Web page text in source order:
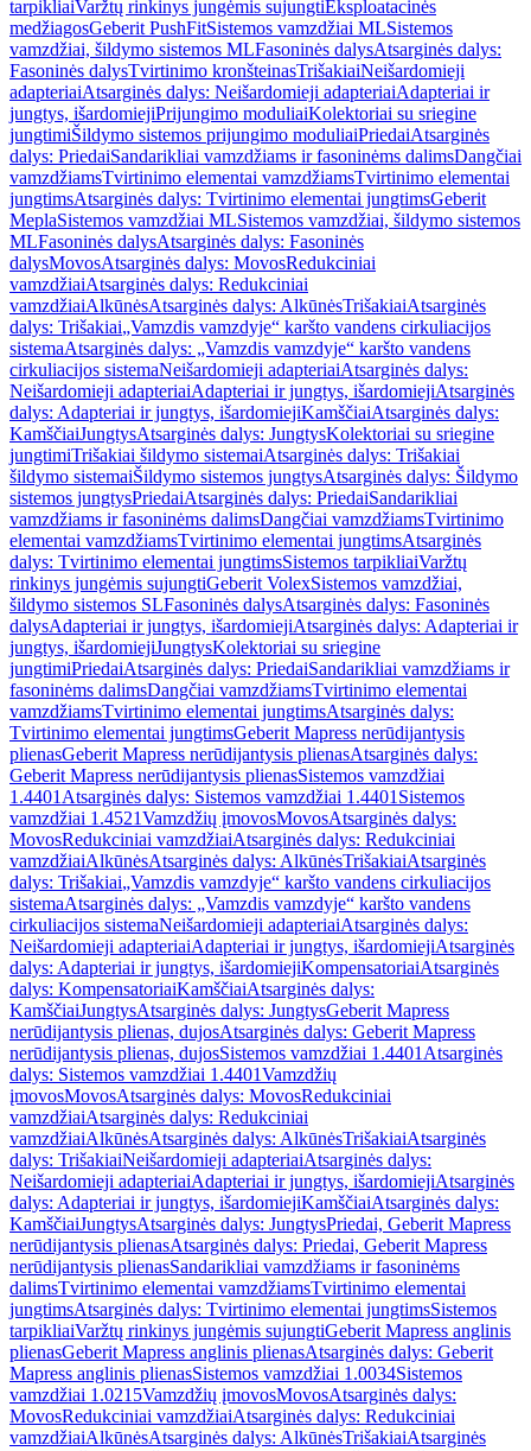
tarpikliaiVaržtų rinkinys jungėmis sujungtiEksploatacinės
medžiagosGeberit PushFitSistemos vamzdžiai MLSistemos
vamzdžiai, šildymo sistemos MLFasoninės dalysAtsarginės dalys:
Fasoninės dalysTvirtinimo kronšteinasTrišakiaiNeišardomieji
adapteriaiAtsarginės dalys: Neišardomieji adapteriaiAdapteriai ir
jungtys, išardomiejiPrijungimo moduliaiKolektoriai su sriegine
jungtimiŠildymo sistemos prijungimo moduliaiPriedaiAtsarginės
dalys: PriedaiSandarikliai vamzdžiams ir fasoninėms dalimsDangčiai
vamzdžiamsTvirtinimo elementai vamzdžiamsTvirtinimo elementai
jungtimsAtsarginės dalys: Tvirtinimo elementai jungtimsGeberit
MeplaSistemos vamzdžiai MLSistemos vamzdžiai, šildymo sistemos
MLFasoninės dalysAtsarginės dalys: Fasoninės
dalysMovosAtsarginės dalys: MovosRedukciniai
vamzdžiaiAtsarginės dalys: Redukciniai
vamzdžiaiAlkūnėsAtsarginės dalys: AlkūnėsTrišakiaiAtsarginės
dalys: Trišakiai„Vamzdis vamzdyje“ karšto vandens cirkuliacijos
sistemaAtsarginės dalys: „Vamzdis vamzdyje“ karšto vandens
cirkuliacijos sistemaNeišardomieji adapteriaiAtsarginės dalys:
Neišardomieji adapteriaiAdapteriai ir jungtys, išardomiejiAtsarginės
dalys: Adapteriai ir jungtys, išardomiejiKamščiaiAtsarginės dalys:
KamščiaiJungtysAtsarginės dalys: JungtysKolektoriai su sriegine
jungtimiTrišakiai šildymo sistemaiAtsarginės dalys: Trišakiai
šildymo sistemaiŠildymo sistemos jungtysAtsarginės dalys: Šildymo
sistemos jungtysPriedaiAtsarginės dalys: PriedaiSandarikliai
vamzdžiams ir fasoninėms dalimsDangčiai vamzdžiamsTvirtinimo
elementai vamzdžiamsTvirtinimo elementai jungtimsAtsarginės
dalys: Tvirtinimo elementai jungtimsSistemos tarpikliaiVaržtų
rinkinys jungėmis sujungtiGeberit VolexSistemos vamzdžiai,
šildymo sistemos SLFasoninės dalysAtsarginės dalys: Fasoninės
dalysAdapteriai ir jungtys, išardomiejiAtsarginės dalys: Adapteriai ir
jungtys, išardomiejiJungtysKolektoriai su sriegine
jungtimiPriedaiAtsarginės dalys: PriedaiSandarikliai vamzdžiams ir
fasoninėms dalimsDangčiai vamzdžiamsTvirtinimo elementai
vamzdžiamsTvirtinimo elementai jungtimsAtsarginės dalys:
Tvirtinimo elementai jungtimsGeberit Mapress nerūdijantysis
plienasGeberit Mapress nerūdijantysis plienasAtsarginės dalys:
Geberit Mapress nerūdijantysis plienasSistemos vamzdžiai
1.4401 Atsarginės dalys: Sistemos vamzdžiai 1.4401 Sistemos
vamzdžiai 1.4521Vamzdžių įmovosMovosAtsarginės dalys:
MovosRedukciniai vamzdžiaiAtsarginės dalys: Redukciniai
vamzdžiaiAlkūnėsAtsarginės dalys: AlkūnėsTrišakiaiAtsarginės
dalys: Trišakiai„Vamzdis vamzdyje“ karšto vandens cirkuliacijos
sistemaAtsarginės dalys: „Vamzdis vamzdyje“ karšto vandens
cirkuliacijos sistemaNeišardomieji adapteriaiAtsarginės dalys:
Neišardomieji adapteriaiAdapteriai ir jungtys, išardomiejiAtsarginės
dalys: Adapteriai ir jungtys, išardomiejiKompensatoriaiAtsarginės
dalys: KompensatoriaiKamščiaiAtsarginės dalys:
KamščiaiJungtysAtsarginės dalys: JungtysGeberit Mapress
nerūdijantysis plienas, dujosAtsarginės dalys: Geberit Mapress
nerūdijantysis plienas, dujosSistemos vamzdžiai 1.4401 Atsarginės
dalys: Sistemos vamzdžiai 1.4401Vamzdžių
įmovosMovosAtsarginės dalys: MovosRedukciniai
vamzdžiaiAtsarginės dalys: Redukciniai
vamzdžiaiAlkūnėsAtsarginės dalys: AlkūnėsTrišakiaiAtsarginės
dalys: TrišakiaiNeišardomieji adapteriaiAtsarginės dalys:
Neišardomieji adapteriaiAdapteriai ir jungtys, išardomiejiAtsarginės
dalys: Adapteriai ir jungtys, išardomiejiKamščiaiAtsarginės dalys:
KamščiaiJungtysAtsarginės dalys: JungtysPriedai, Geberit Mapress
nerūdijantysis plienasAtsarginės dalys: Priedai, Geberit Mapress
nerūdijantysis plienasSandarikliai vamzdžiams ir fasoninėms
dalimsTvirtinimo elementai vamzdžiamsTvirtinimo elementai
jungtimsAtsarginės dalys: Tvirtinimo elementai jungtimsSistemos
tarpikliaiVaržtų rinkinys jungėmis sujungtiGeberit Mapress anglinis
plienasGeberit Mapress anglinis plienasAtsarginės dalys: Geberit
Mapress anglinis plienasSistemos vamzdžiai 1.0034Sistemos
vamzdžiai 1.0215Vamzdžių įmovosMovosAtsarginės dalys:
MovosRedukciniai vamzdžiaiAtsarginės dalys: Redukciniai
vamzdžiaiAlkūnėsAtsarginės dalys: AlkūnėsTrišakiaiAtsarginės